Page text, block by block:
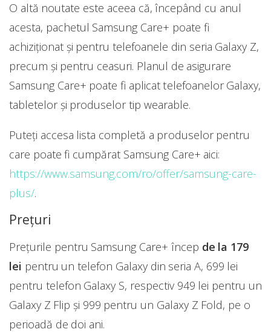
O altă noutate este aceea că, începând cu anul
acesta, pachetul Samsung Care+ poate fi
achiziționat și pentru telefoanele din seria Galaxy Z,
precum și pentru ceasuri. Planul de asigurare
Samsung Care+ poate fi aplicat telefoanelor Galaxy,
tabletelor și produselor tip wearable.
Puteți accesa lista completă a produselor pentru
care poate fi cumpărat Samsung Care+ aici:
https://www.samsung.com/ro/offer/samsung-care-
plus/.
Prețuri
Prețurile pentru Samsung Care+ încep de la 179
lei pentru un telefon Galaxy din seria A, 699 lei
pentru telefon Galaxy S, respectiv 949 lei pentru un
Galaxy Z Flip și 999 pentru un Galaxy Z Fold, pe o
perioadă de doi ani.